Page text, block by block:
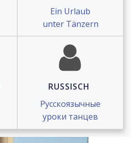
Ein Urlaub
unter Tänzern
RUSSISCH
Русскоязычные
уроки танцев